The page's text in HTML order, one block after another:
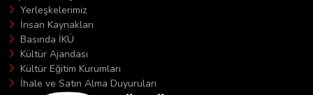
Yerleşkelerimiz
İnsan Kaynakları
Basında İKÜ
Kültür Ajandası
Kültür Eğitim Kurumları
İhale ve Satın Alma Duyuruları